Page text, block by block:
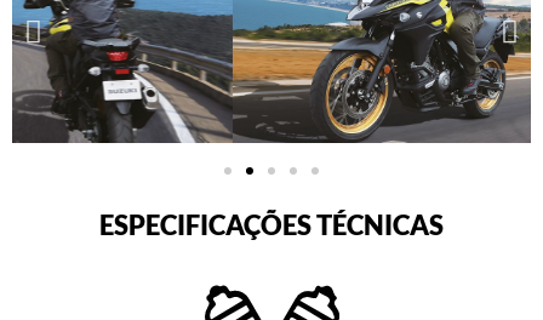
ESPECIFICAÇÕES TÉCNICAS